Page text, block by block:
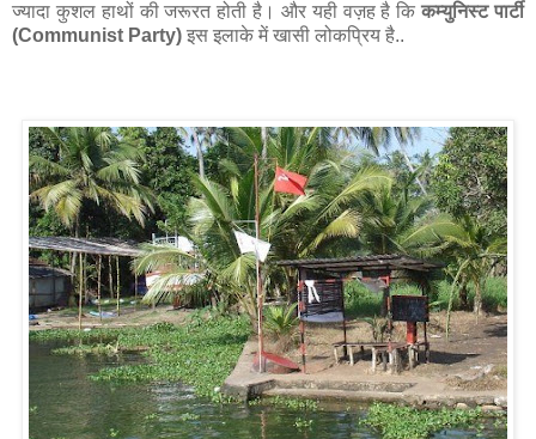
ज्यादा कुशल हाथों की जरूरत होती है। और यही वज़ह है किकम्युनिस्ट पार्टी
(Communist Party) इस इलाके में खासी लोकप्रिय है..